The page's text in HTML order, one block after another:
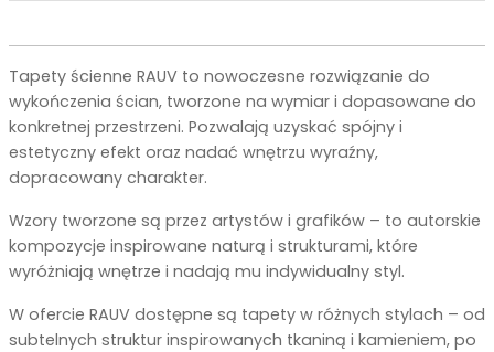
Tapety ścienne RAUV to nowoczesne rozwiązanie do
wykończenia ścian, tworzone na wymiar i dopasowane do
konkretnej przestrzeni. Pozwalają uzyskać spójny i
estetyczny efekt oraz nadać wnętrzu wyraźny,
dopracowany charakter.
Wzory tworzone są przez artystów i grafików – to autorskie
kompozycje inspirowane naturą i strukturami, które
wyróżniają wnętrze i nadają mu indywidualny styl.
W ofercie RAUV dostępne są tapety w różnych stylach – od
subtelnych struktur inspirowanych tkaniną i kamieniem, po